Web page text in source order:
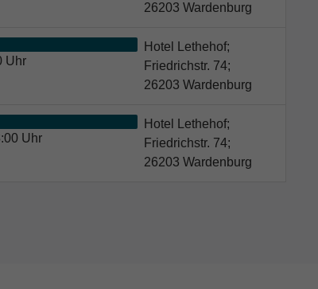
26203 Wardenburg
Uhr
Hotel Lethehof;
Friedrichstr. 74;
26203 Wardenburg
Uhr
Hotel Lethehof;
Friedrichstr. 74;
26203 Wardenburg